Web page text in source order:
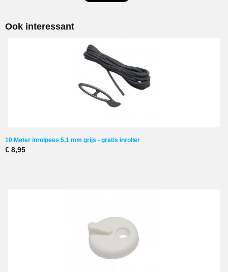
Ook interessant
10 Meter inrolpees 5,1 mm grijs - gratis inroller
€ 8,95